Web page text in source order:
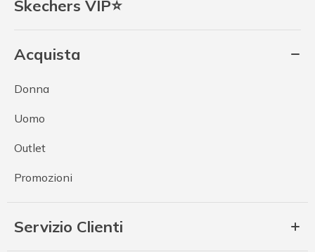
Skechers VIP⭐
Acquista
Donna
Uomo
Outlet
Promozioni
Servizio Clienti